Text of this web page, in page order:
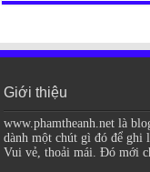
Giới thiệu
www.phamtheanh.net là
dành một chút gì đó để ghi
Vui vẻ, thoải mái. Đó mới